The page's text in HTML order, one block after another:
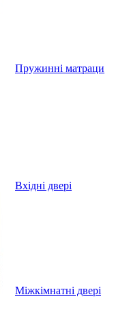
Пружинні матраци
Вхідні двері
Міжкімнатні двері